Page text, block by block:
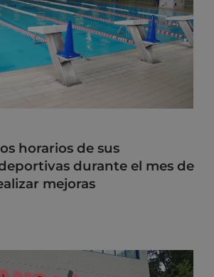
horarios de sus
durante el mes de
mejoras